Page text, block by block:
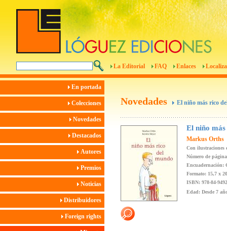
La Editorial FAQ Enlaces
En portada
Colecciones
Novedades
Destacados
Autores
Premios
Noticias
Distribuidores
Foreign rights
Novedades El niño más rico
El niño
Markus Orths
Con ilustraciones
Número de
Encuadernación:
Formato: 15,7 x
ISBN: 978-84-
Edad: Desde 7